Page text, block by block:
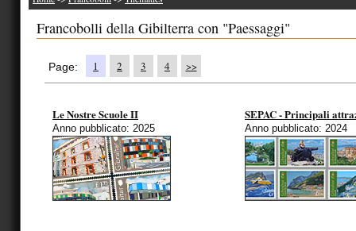
Francobolli della Gibilterra con "Paessaggi"
Page: 1 2 3 4 >>
Le Nostre Scuole II
Anno pubblicato: 2025
SEPAC - Principali
Anno pubblicato: 2024